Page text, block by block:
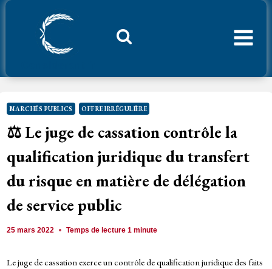
Aller
MARCHÉS PUBLICS OFFRE IRRÉGULIÈRE
⚖️ Le juge de cassation contrôle la
qualification juridique du transfert
du risque en matière de délégation
de service public
25 mars 2022 Temps de lecture1 minute
Le juge de cassation exerce un contrôle de qualification juridique des faits